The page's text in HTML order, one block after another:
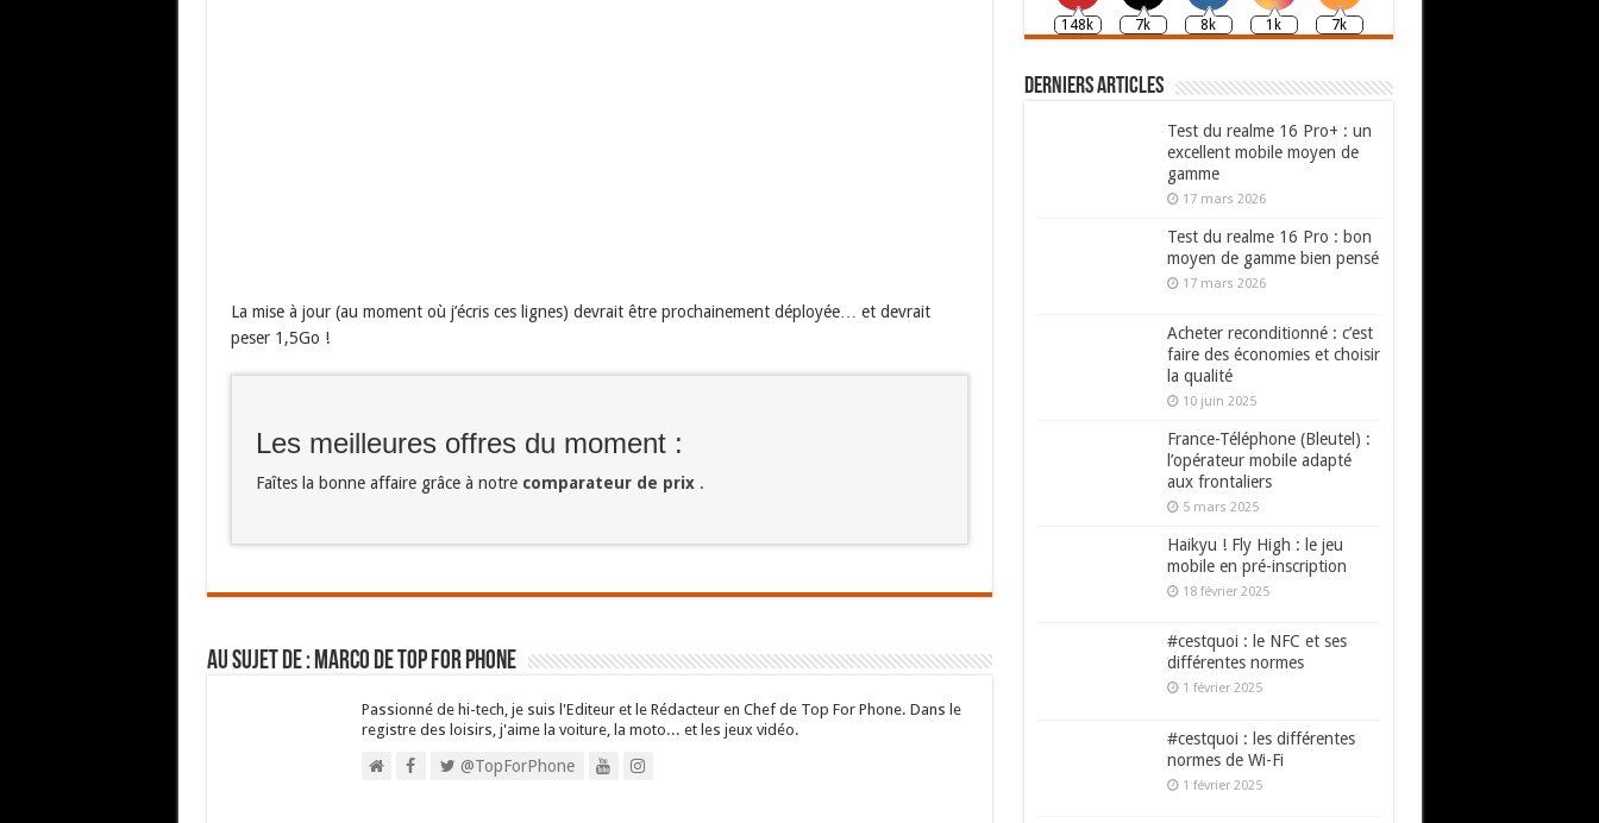
La mise à jour (au moment où j’écris ces lignes) devrait être prochainement déployée… et devrait
peser 1,5Go !
Les meilleures offres du moment :
Faîtes la bonne affaire grâce à notre comparateur de prix .
Au sujet de : Marco de Top For Phone
Passionné de hi-tech, je suis l'Editeur et le Rédacteur en Chef de Top For Phone. Dans le
registre des loisirs, j'aime la voiture, la moto... et les jeux vidéo.
@TopForPhone
148k 7k 8k 1k 7k
Derniers articles
Test du realme 16 Pro+ : un
excellent mobile moyen de
gamme
17 mars 2026
Test du realme 16 Pro : bon
moyen de gamme bien pensé
17 mars 2026
Acheter reconditionné : c’est
faire des économies et choisir
la qualité
10 juin 2025
France-Téléphone (Bleutel) :
l’opérateur mobile adapté
aux frontaliers
5 mars 2025
Haikyu ! Fly High : le jeu
mobile en pré-inscription
18 février 2025
#cestquoi : le NFC et ses
différentes normes
1 février 2025
#cestquoi : les différentes
normes de Wi-Fi
1 février 2025